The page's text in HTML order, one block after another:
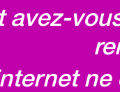
avez-